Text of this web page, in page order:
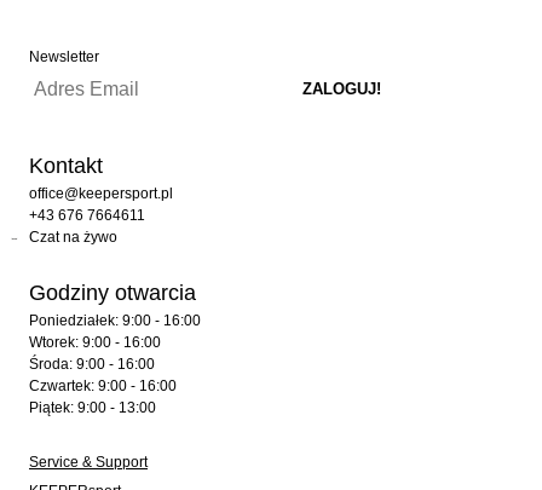
Newsletter
Kontakt
office@keepersport.pl
+43 676 7664611
Czat na żywo
Godziny otwarcia
Poniedziałek: 9:00 - 16:00
Wtorek: 9:00 - 16:00
Środa: 9:00 - 16:00
Czwartek: 9:00 - 16:00
Piątek: 9:00 - 13:00
Service & Support